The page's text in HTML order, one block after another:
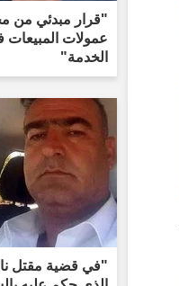
"قرار مبدئي من
عمولات
الخدمة"
"في قضية مقتل